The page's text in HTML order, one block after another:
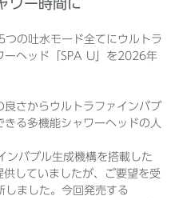
ワー時間に
つの吐水モード全てにウルトラ
ーヘッド「SPA U」を2026年
さからウルトラファインバブ
る多機能シャワーヘッドの人
ンバブル生成機構を搭載した
供していましたが、ご要望を受
しました。今回発売する